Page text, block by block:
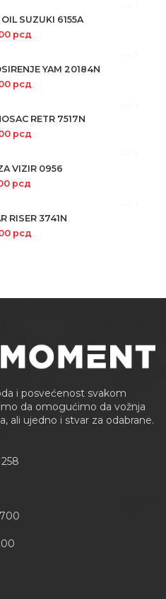
SUZUKI 6155A
рсд
YAM 20184N
рсд
RETR 7517N
рсд
VIZIR 0956
рсд
RISER 3741N
рсд
i posvećenost svakom
da omogućimo da vožnja
ali ujedno i stvar za odabrane.